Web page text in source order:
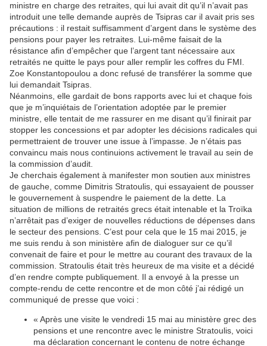
ministre en charge des retraites, qui lui avait dit qu’il n’avait pas
introduit une telle demande auprès de Tsipras car il avait pris ses
précautions : il restait suffisamment d’argent dans le système des
pensions pour payer les retraites. Lui-même faisait de la
résistance afin d’empêcher que l’argent tant nécessaire aux
retraités ne quitte le pays pour aller remplir les coffres du FMI.
Zoe Konstantopoulou a donc refusé de transférer la somme que
lui demandait Tsipras.
Néanmoins, elle gardait de bons rapports avec lui et chaque fois
que je m’inquiétais de l’orientation adoptée par le premier
ministre, elle tentait de me rassurer en me disant qu’il finirait par
stopper les concessions et par adopter les décisions radicales qui
permettraient de trouver une issue à l’impasse. Je n’étais pas
convaincu mais nous continuions activement le travail au sein de
la commission d’audit.
Je cherchais également à manifester mon soutien aux ministres
de gauche, comme Dimitris Stratoulis, qui essayaient de pousser
le gouvernement à suspendre le paiement de la dette. La
situation de millions de retraités grecs était intenable et la Troïka
n’arrêtait pas d’exiger de nouvelles réductions de dépenses dans
le secteur des pensions. C’est pour cela que le 15 mai 2015, je
me suis rendu à son ministère afin de dialoguer sur ce qu’il
convenait de faire et pour le mettre au courant des travaux de la
commission. Stratoulis était très heureux de ma visite et a décidé
d’en rendre compte publiquement. Il a envoyé à la presse un
compte-rendu de cette rencontre et de mon côté j’ai rédigé un
communiqué de presse que voici :
« Après une visite le vendredi 15 mai au ministère grec des
pensions et une rencontre avec le ministre Stratoulis, voici
ma déclaration concernant le contenu de notre échange